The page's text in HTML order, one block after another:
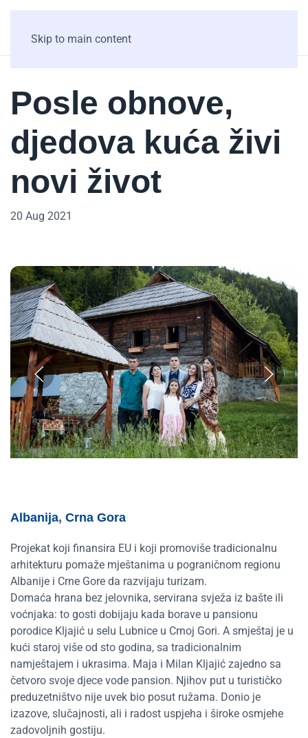
Skip to main content
Posle obnove,
djedova kuća živi
novi život
20 Aug 2021
Albanija, Crna Gora
Projekat koji finansira EU i koji promoviše tradicionalnu
arhitekturu pomaže mještanima u pograničnom regionu
Albanije i Crne Gore da razvijaju turizam.
Domaća hrana bez jelovnika, servirana svježa iz bašte ili
voćnjaka: to gosti dobijaju kada borave u pansionu
porodice Kljajić u selu Lubnice u Crnoj Gori. A smještaj je u
kući staroj više od sto godina, sa tradicionalnim
namještajem i ukrasima. Maja i Milan Kljajić zajedno sa
četvoro svoje djece vode pansion. Njihov put u turističko
preduzetništvo nije uvek bio posut ružama. Donio je
izazove, slučajnosti, ali i radost uspjeha i široke osmjehe
zadovoljnih gostiju.